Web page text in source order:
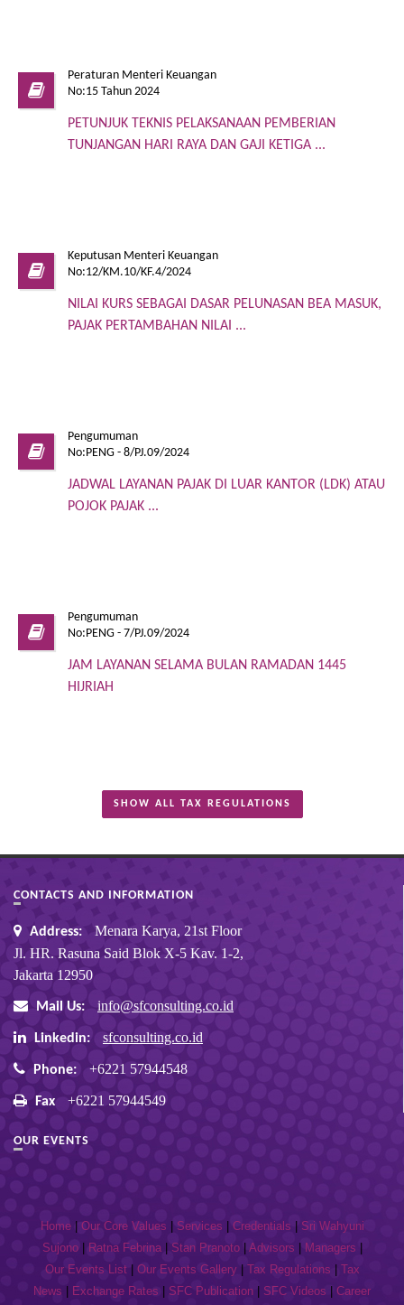
Peraturan Menteri Keuangan
No:15 Tahun 2024
PETUNJUK TEKNIS PELAKSANAAN PEMBERIAN
TUNJANGAN HARI RAYA DAN GAJI KETIGA ...
Keputusan Menteri Keuangan
No:12/KM.10/KF.4/2024
NILAI KURS SEBAGAI DASAR PELUNASAN BEA MASUK,
PAJAK PERTAMBAHAN NILAI ...
Pengumuman
No:PENG - 8/PJ.09/2024
JADWAL LAYANAN PAJAK DI LUAR KANTOR (LDK) ATAU
POJOK PAJAK ...
Pengumuman
No:PENG - 7/PJ.09/2024
JAM LAYANAN SELAMA BULAN RAMADAN 1445
HIJRIAH
SHOW ALL TAX REGULATIONS
CONTACTS AND INFORMATION
Address:
Menara Karya, 21st Floor
Jl. HR. Rasuna Said Blok X-5 Kav. 1-2,
Jakarta 12950
Mail Us: info@sfconsulting.co.id
Linkedin: sfconsulting.co.id
Phone: +6221 57944548
Fax +6221 57944549
OUR EVENTS
Home| Our Core Values Services Credentials
Sri Wahyuni
Sujono| Ratna Febrina| Stan Pranoto| Advisors Managers
Our Events List| Our Events Gallery| Tax Regulations
Tax
News
Exchange Rates SFC Publication SFC Videos Career